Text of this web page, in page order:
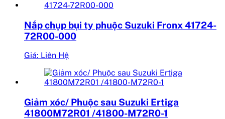
Nắp chụp bụi ty phuộc Suzuki Fronx 41724-
72R00-000
Giá: Liên Hệ
Giảm xóc/ Phuộc sau Suzuki Ertiga
41800M72R01 /41800-M72R0-1